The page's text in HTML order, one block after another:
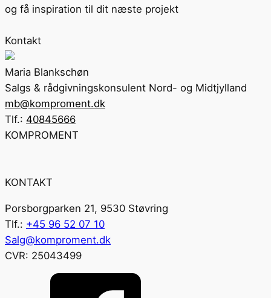
og få inspiration til dit næste projekt
Kontakt
Maria Blankschøn
Salgs & rådgivningskonsulent Nord- og Midtjylland
mb@komproment.dk
Tlf.: 40845666
KOMPROMENT
KONTAKT
Porsborgparken 21, 9530 Støvring
Tlf.: +45 96 52 07 10
Salg@komproment.dk
CVR: 25043499